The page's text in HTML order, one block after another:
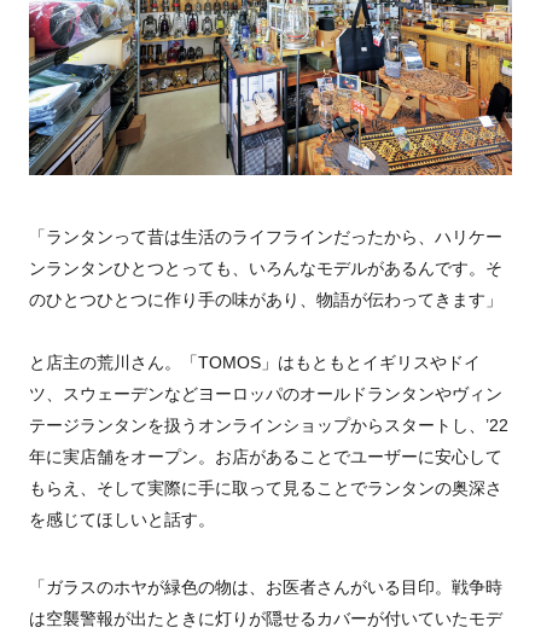
「ランタンって昔は生活のライフラインだったから、ハリケー
ンランタンひとつとっても、いろんなモデルがあるんです。そ
のひとつひとつに作り手の味があり、物語が伝わってきます」
と店主の荒川さん。「TOMOS」はもともとイギリスやドイ
ツ、スウェーデンなどヨーロッパのオールドランタンやヴィン
テージランタンを扱うオンラインショップからスタートし、’22
年に実店舗をオープン。お店があることでユーザーに安心して
もらえ、そして実際に手に取って見ることでランタンの奥深さ
を感じてほしいと話す。
「ガラスのホヤが緑色の物は、お医者さんがいる目印。戦争時
は空襲警報が出たときに灯りが隠せるカバーが付いていたモデ